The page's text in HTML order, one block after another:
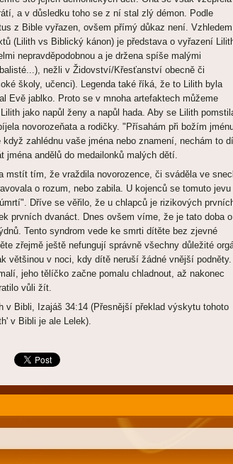
a v důsledku toho se z ní stal zlý démon. Podle
z Bible vyřazen, ovšem přímý důkaz není.
(Lilith vs Biblický kánon) je představa o vyřazení
nepravděpodobnou a je držena spíše malými
nežli v Židovství/Křesťanství obecně či
školy, učenci). Legenda také říká, že to Lilith byla
Evě jablko. Proto se v mnoha artefaktech můžeme
jako napůl ženy a napůl hada. Aby se Lilith
novorozeňata a rodičky. "Přísahám při božím
zahlédnu vaše jména nebo znamení, nechám to
jména andělů do medailonků malých dětí.
mstít tím, že vraždila novorozence, či sváděla ve
o rozum, nebo zabila. U kojenců se tomuto jevu
Dříve se věřilo, že u chlapců je rizikových
prvních dvanáct. Dnes ovšem víme, že je tato doba o
Tento syndrom vede ke smrti dítěte bez zjevné
zřejmě ještě nefungují správně všechny důležité
většinou v noci, kdy dítě neruší žádné vnější podněty.
jeho tělíčko začne pomalu chladnout, až nakonec
vůli žít.
v Bibli, Izajáš 34:14 (Přesnější překlad výskytu tohoto
v Bibli je ale Lelek).